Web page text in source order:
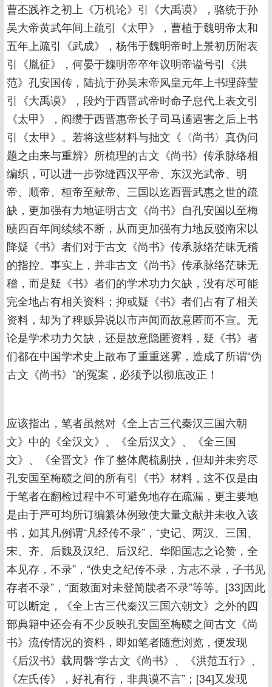
曹丕践祚之初上《万机论》引《大禹谟》，骆统于孙
吴大帝黄武年间上疏引《太甲》，曹植于魏明帝太和
五年上疏引《武成》，杨伟于魏明帝时上景初历附表
引《胤征》，何晏于魏明帝卒年议明帝谥号引《洪
范》孔安国传，陆抗于孙吴末帝凤皇元年上书理薛莹
引《大禹谟》，段灼于西晋武帝时命子息代上表文引
《太甲》，阎缵于西晋惠帝长子司马遹遇害之后上书
引《太甲》。若将这些材料与拙文《〈尚书〉真伪问
题之由来与重辨》所梳理的古文《尚书》传承脉络相
编织，可以进一步弥缝西汉平帝、东汉光武帝、明
帝、顺帝、桓帝至献帝、三国以迄西晋武惠之世的疏
缺，更加强有力地证明古文《尚书》自孔安国以至梅
赜四百年间续续不断，从而更加强有力地反驳南宋以
降疑《书》者们对于古文《尚书》传承脉络茫昧无稽
的指控。事实上，并非古文《尚书》传承脉络茫昧无
稽，而是疑《书》者们的学术功力欠缺，没有尽可能
完全地占有相关资料；抑或疑《书》者们占有了相关
资料，却为了稗贩异说以市声闻而故意匿而不宣。无
论是学术功力欠缺，还是故意隐匿资料，疑《书》者
们都在中国学术史上散布了重重迷雾，造成了所谓“伪
古文《尚书》”的冤案，必须予以彻底改正！
应该指出，笔者虽然对《全上古三代秦汉三国六朝
文》中的《全汉文》、《全后汉文》、《全三国
文》、《全晋文》作了整体爬梳剔抉，但却并未穷尽
孔安国至梅赜之间的所有引《书》材料，这不仅是由
于笔者在翻检过程中不可避免地存在疏漏，更主要地
是由于严可均所订编纂体例致使大量文献并未收入该
书，如其凡例谓“凡经传不录”，“史记、两汉、三国、
宋、齐、后魏及汉纪、后汉纪、华阳国志之论赞，全
本见存，不录”，“佚史之纪传不录，方志不录，子书见
存者不录”，“面敕面对未登简牍者不录”等等。[33]因此
可以断定，《全上古三代秦汉三国六朝文》之外的四
部典籍中还会有不少反映孔安国至梅赜之间古文《尚
书》流传情况的资料，即如笔者随意浏览，便发现
《后汉书》载周磐“学古文《尚书》、《洪范五行》、
《左氏传》，好礼有行，非典谟不言”；[34]又发现